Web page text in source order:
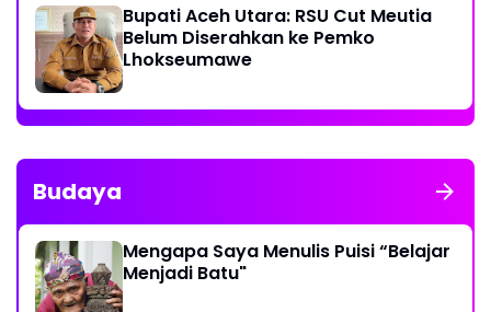
Bupati Aceh Utara: RSU Cut Meutia
Belum Diserahkan ke Pemko
Lhokseumawe
Budaya
Mengapa Saya Menulis Puisi “Belajar
Menjadi Batu"